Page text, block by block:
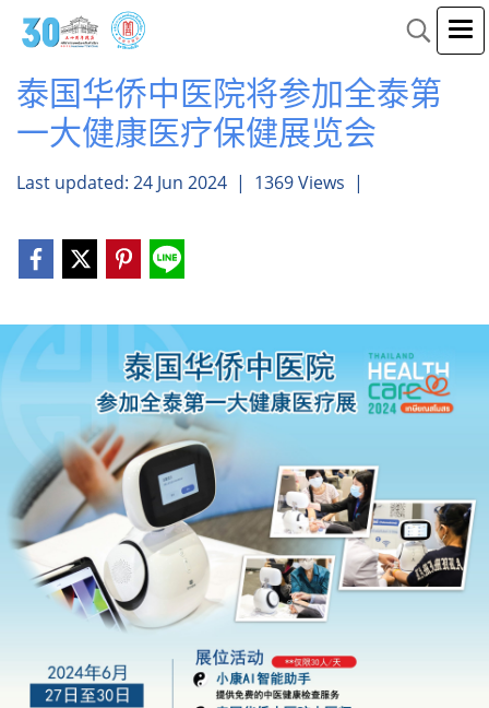
泰国华侨中医院将参加全泰第
一大健康医疗保健展览会
Last updated: 24 Jun 2024 | 1369 Views |